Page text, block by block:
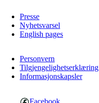
Presse
Nyhetsvarsel
English pages
Personvern
Tilgjengelighetserklæring
Informasjonskapsler